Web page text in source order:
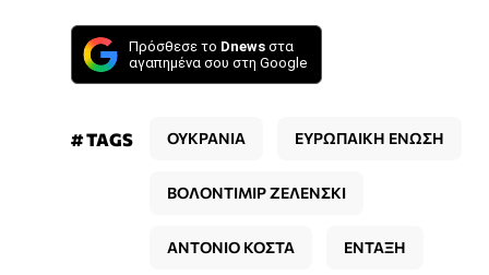
Πρόσθεσε το Dnews στα
αγαπημένα σου στη Google
# TAGS ΟΥΚΡΑΝΙΑ ΕΥΡΩΠΑΙΚΗ ΕΝΩΣΗ
ΒΟΛΟΝΤΙΜΙΡ ΖΕΛΕΝΣΚΙ
ΑΝΤΟΝΙΟ ΚΟΣΤΑ ΕΝΤΑΞΗ